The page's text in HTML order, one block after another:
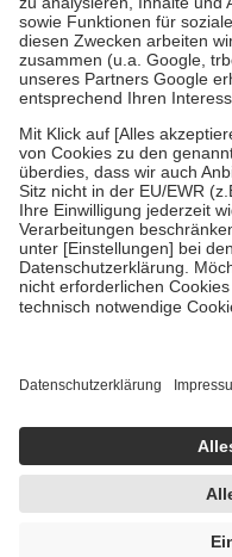
Bei Heilmitteln und
Zuzahlung zehn Prozent der
Verordnung.
Um das Engagement der
stärken und die besondere
fallenkeine Zuzahlungenan
• Kindern und Jugendlichen
mit Ausnahme der
• Untersuchungen zur
GKV getragen werden
• empfohlenen
• Harn- und Blutteststreifen
getroffen, um
https://help.etrusted.com/
Einige Bilder und Inhalte